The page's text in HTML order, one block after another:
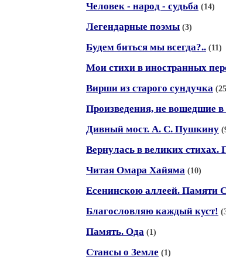
Человек - народ - судьба (14)
Легендарные поэмы (3)
Будем биться мы всегда?.. (11)
Мои стихи в иностранных
Вирши из старого сундучка
Произведения, не вошедшие
Дивный мост. А. С. Пушкину
Вернулась в великих
Читая Омара Хайяма (10)
Есенинскою аллеей. Памяти
Благословляю каждый куст!
Память. Ода (1)
Стансы о Земле (1)